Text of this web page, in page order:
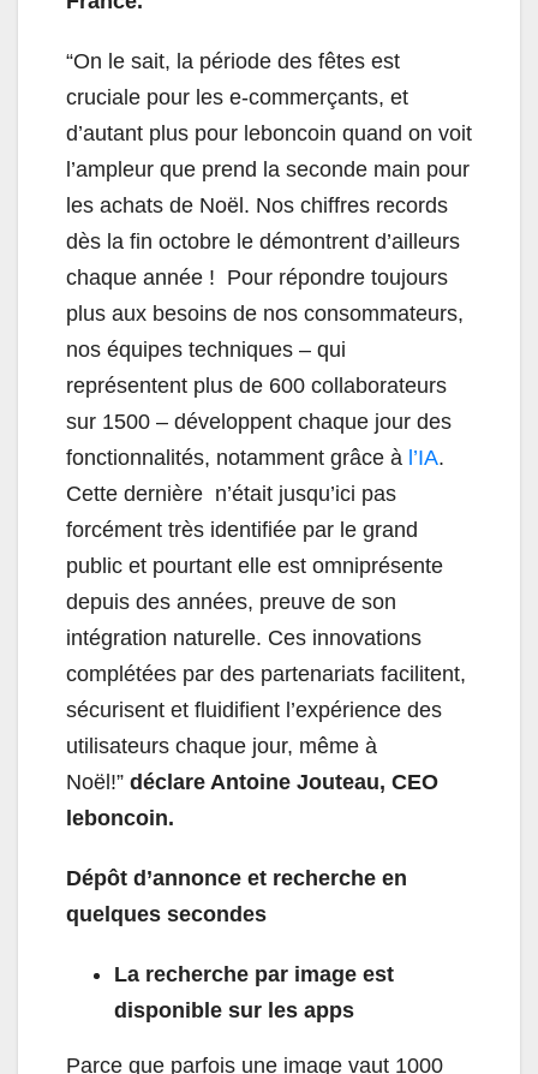
“On le sait, la période des fêtes est
cruciale pour les e-commerçants, et
d’autant plus pour leboncoin quand on voit
l’ampleur que prend la seconde main pour
les achats de Noël. Nos chiffres records
dès la fin octobre le démontrent d’ailleurs
chaque année ! Pour répondre toujours
plus aux besoins de nos consommateurs,
nos équipes techniques – qui
représentent plus de 600 collaborateurs
sur 1500 – développent chaque jour des
fonctionnalités, notamment grâce à l’IA.
Cette dernière n’était jusqu’ici pas
forcément très identifiée par le grand
public et pourtant elle est omniprésente
depuis des années, preuve de son
intégration naturelle. Ces innovations
complétées par des partenariats facilitent,
sécurisent et fluidifient l’expérience des
utilisateurs chaque jour, même à
Noël!” déclare Antoine Jouteau, CEO
leboncoin.
Dépôt d’annonce et recherche en
quelques secondes
La recherche par image est
disponible sur les apps
Parce que parfois une image vaut 1000